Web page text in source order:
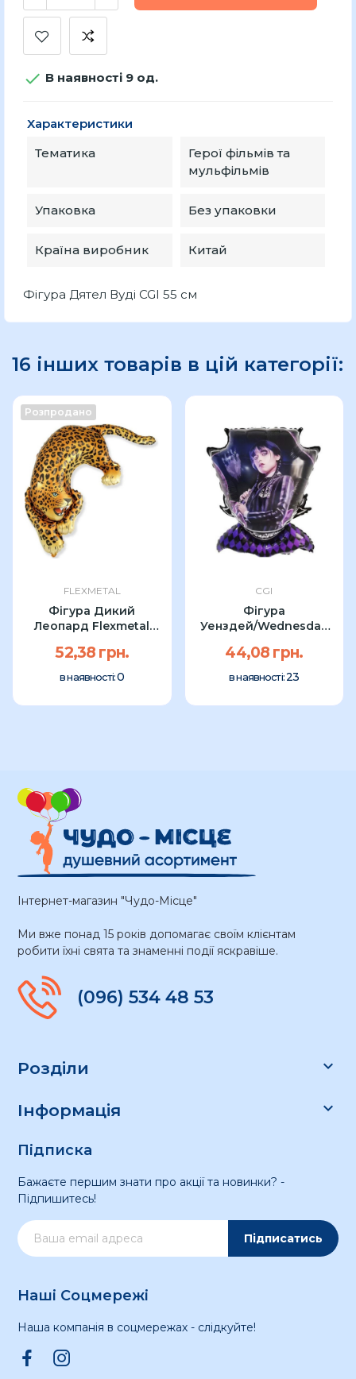
 В наявності 9 од.
Характеристики
Тематика
Герої фільмів та
мульфільмів
Упаковка Без упаковки
Країна виробник Китай
Фігура Дятел Вуді CGI 55 см
16 інших товарів в цій категорії:
Розпродано
FLEXMETAL
Фігура Дикий
Леопард Flexmetal
52,38 грн.
в наявності:0
CGI
Фігура
Уенздей/Wednesday
44,08 грн.
в наявності:23
Інтернет-магазин "Чудо-Місце"
Ми вже понад 15 років допомагає своїм клієнтам
робити їхні свята та знаменні події яскравіше.
(096) 534 48 53
Розділи 
Інформація 
Підписка
Бажаєте першим знати про акції та новинки? -
Підпишитесь!
Підписатись
Наші Соцмережі
Наша компанія в соцмережах - слідкуйте!